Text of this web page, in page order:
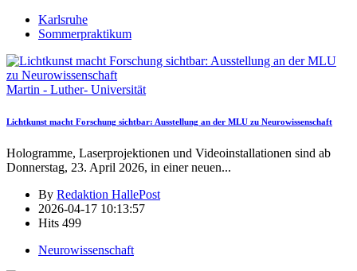
Karlsruhe
Sommerpraktikum
Martin - Luther- Universität
Lichtkunst macht Forschung sichtbar: Ausstellung an der MLU zu Neurowissenschaft
Hologramme, Laserprojektionen und Videoinstallationen sind ab
Donnerstag, 23. April 2026, in einer neuen...
By Redaktion HallePost
2026-04-17 10:13:57
Hits 499
Neurowissenschaft